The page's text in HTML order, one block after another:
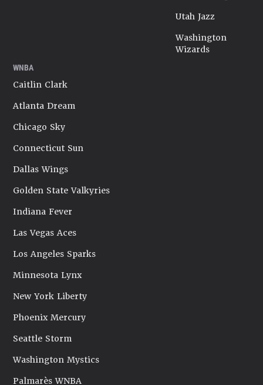
Utah Jazz
Washington
Wizards
WNBA
Caitlin Clark
Atlanta Dream
Chicago Sky
Connecticut Sun
Dallas Wings
Golden State Valkyries
Indiana Fever
Las Vegas Aces
Los Angeles Sparks
Minnesota Lynx
New York Liberty
Phoenix Mercury
Seattle Storm
Washington Mystics
Palmarès WNBA